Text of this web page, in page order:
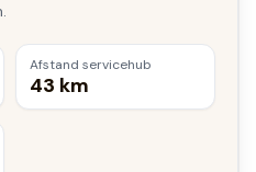
Afstand servicehub
43 km